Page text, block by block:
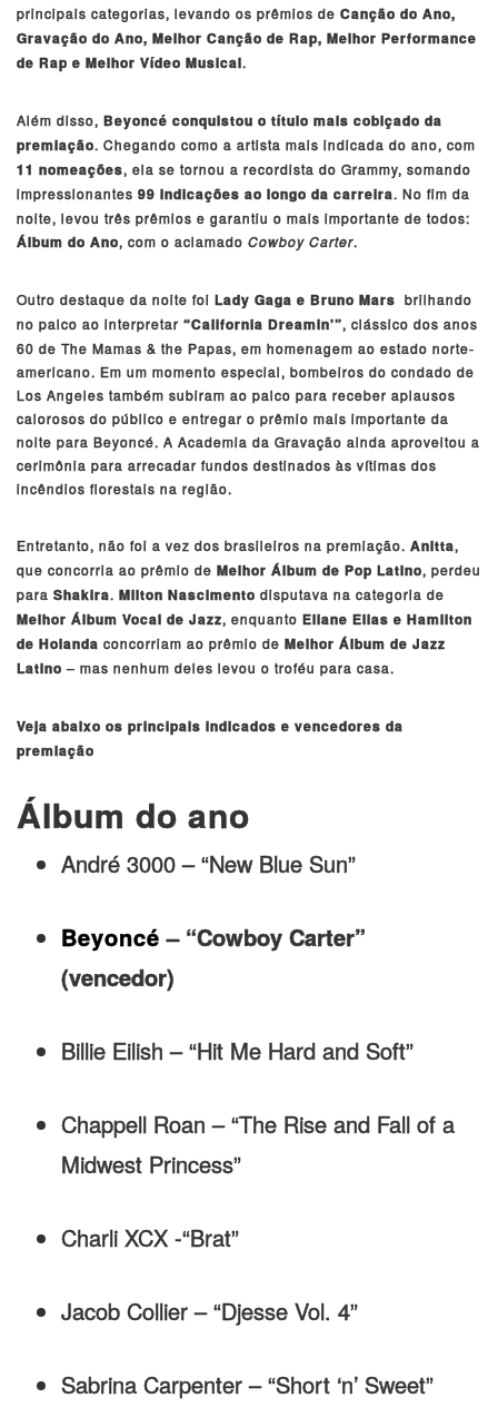
principais categorias, levando os prêmios de Canção do Ano,
Gravação do Ano, Melhor Canção de Rap, Melhor Performance
de Rap e Melhor Vídeo Musical.
Além disso, Beyoncé conquistou o título mais cobiçado da
premiação. Chegando como a artista mais indicada do ano, com
11 nomeações, ela se tornou a recordista do Grammy, somando
impressionantes 99 indicações ao longo da carreira. No fim da
noite, levou três prêmios e garantiu o mais importante de todos:
Álbum do Ano, com o aclamado Cowboy Carter.
Outro destaque da noite foi Lady Gaga e Bruno Mars brilhando
no palco ao interpretar “California Dreamin’”, clássico dos anos
60 de The Mamas & the Papas, em homenagem ao estado norte-
americano. Em um momento especial, bombeiros do condado de
Los Angeles também subiram ao palco para receber aplausos
calorosos do público e entregar o prêmio mais importante da
noite para Beyoncé. A Academia da Gravação ainda aproveitou a
cerimônia para arrecadar fundos destinados às vítimas dos
incêndios florestais na região.
Entretanto, não foi a vez dos brasileiros na premiação. Anitta,
que concorria ao prêmio de Melhor Álbum de Pop Latino, perdeu
para Shakira. Milton Nascimento disputava na categoria de
Melhor Álbum Vocal de Jazz, enquanto Eliane Elias e Hamilton
de Holanda concorriam ao prêmio de Melhor Álbum de Jazz
Latino – mas nenhum deles levou o troféu para casa.
Veja abaixo os principais indicados e vencedores da
premiação
Álbum do ano
André 3000 – “New Blue Sun”
Beyoncé – “Cowboy Carter”
(vencedor)
Billie Eilish – “Hit Me Hard and Soft”
Chappell Roan – “The Rise and Fall of a
Midwest Princess”
Charli XCX -“Brat”
Jacob Collier – “Djesse Vol. 4”
Sabrina Carpenter – “Short ‘n’ Sweet”